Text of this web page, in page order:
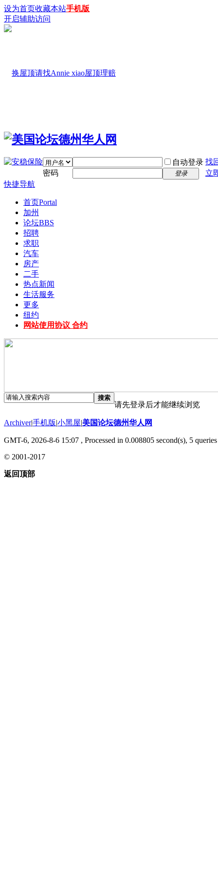
设为首页收藏本站手机版
开启辅助访问
自动登录 找
密码
登录
立
快捷导航
首页Portal
加州
论坛BBS
招聘
求职
汽车
房产
二手
热点新闻
生活服务
更多
纽约
网站使用协议 合约
搜索
请先登录后才能继续浏览
Archiver|手机版|小黑屋|美国论坛德州华人网
GMT-6, 2026-8-6 15:07 , Processed in 0.008805 second(s), 5
© 2001-2017
返回顶部